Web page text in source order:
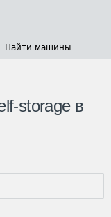
Найти машины
storage в